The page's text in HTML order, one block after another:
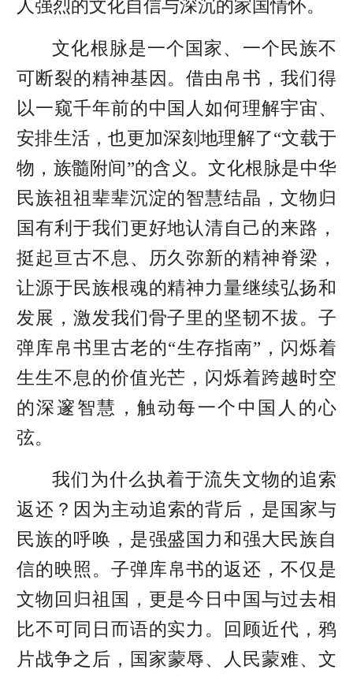
人强烈的文化自信与深沉的家国情怀。
文化根脉是一个国家、一个民族不
可断裂的精神基因。借由帛书，我们得
以一窥千年前的中国人如何理解宇宙、
安排生活，也更加深刻地理解了“文载于
物，族髓附间”的含义。文化根脉是中华
民族祖祖辈辈沉淀的智慧结晶，文物归
国有利于我们更好地认清自己的来路，
挺起亘古不息、历久弥新的精神脊梁，
让源于民族根魂的精神力量继续弘扬和
发展，激发我们骨子里的坚韧不拔。子
弹库帛书里古老的“生存指南”，闪烁着
生生不息的价值光芒，闪烁着跨越时空
的深邃智慧，触动每一个中国人的心
弦。
我们为什么执着于流失文物的追索
返还？因为主动追索的背后，是国家与
民族的呼唤，是强盛国力和强大民族自
信的映照 。 子弹库帛书的返还，不仅是
文物回归祖国，更是今日中国与过去相
比不可同日而语的实力。回顾近代，鸦
片战争之后， 国家蒙辱、 人民蒙难、文